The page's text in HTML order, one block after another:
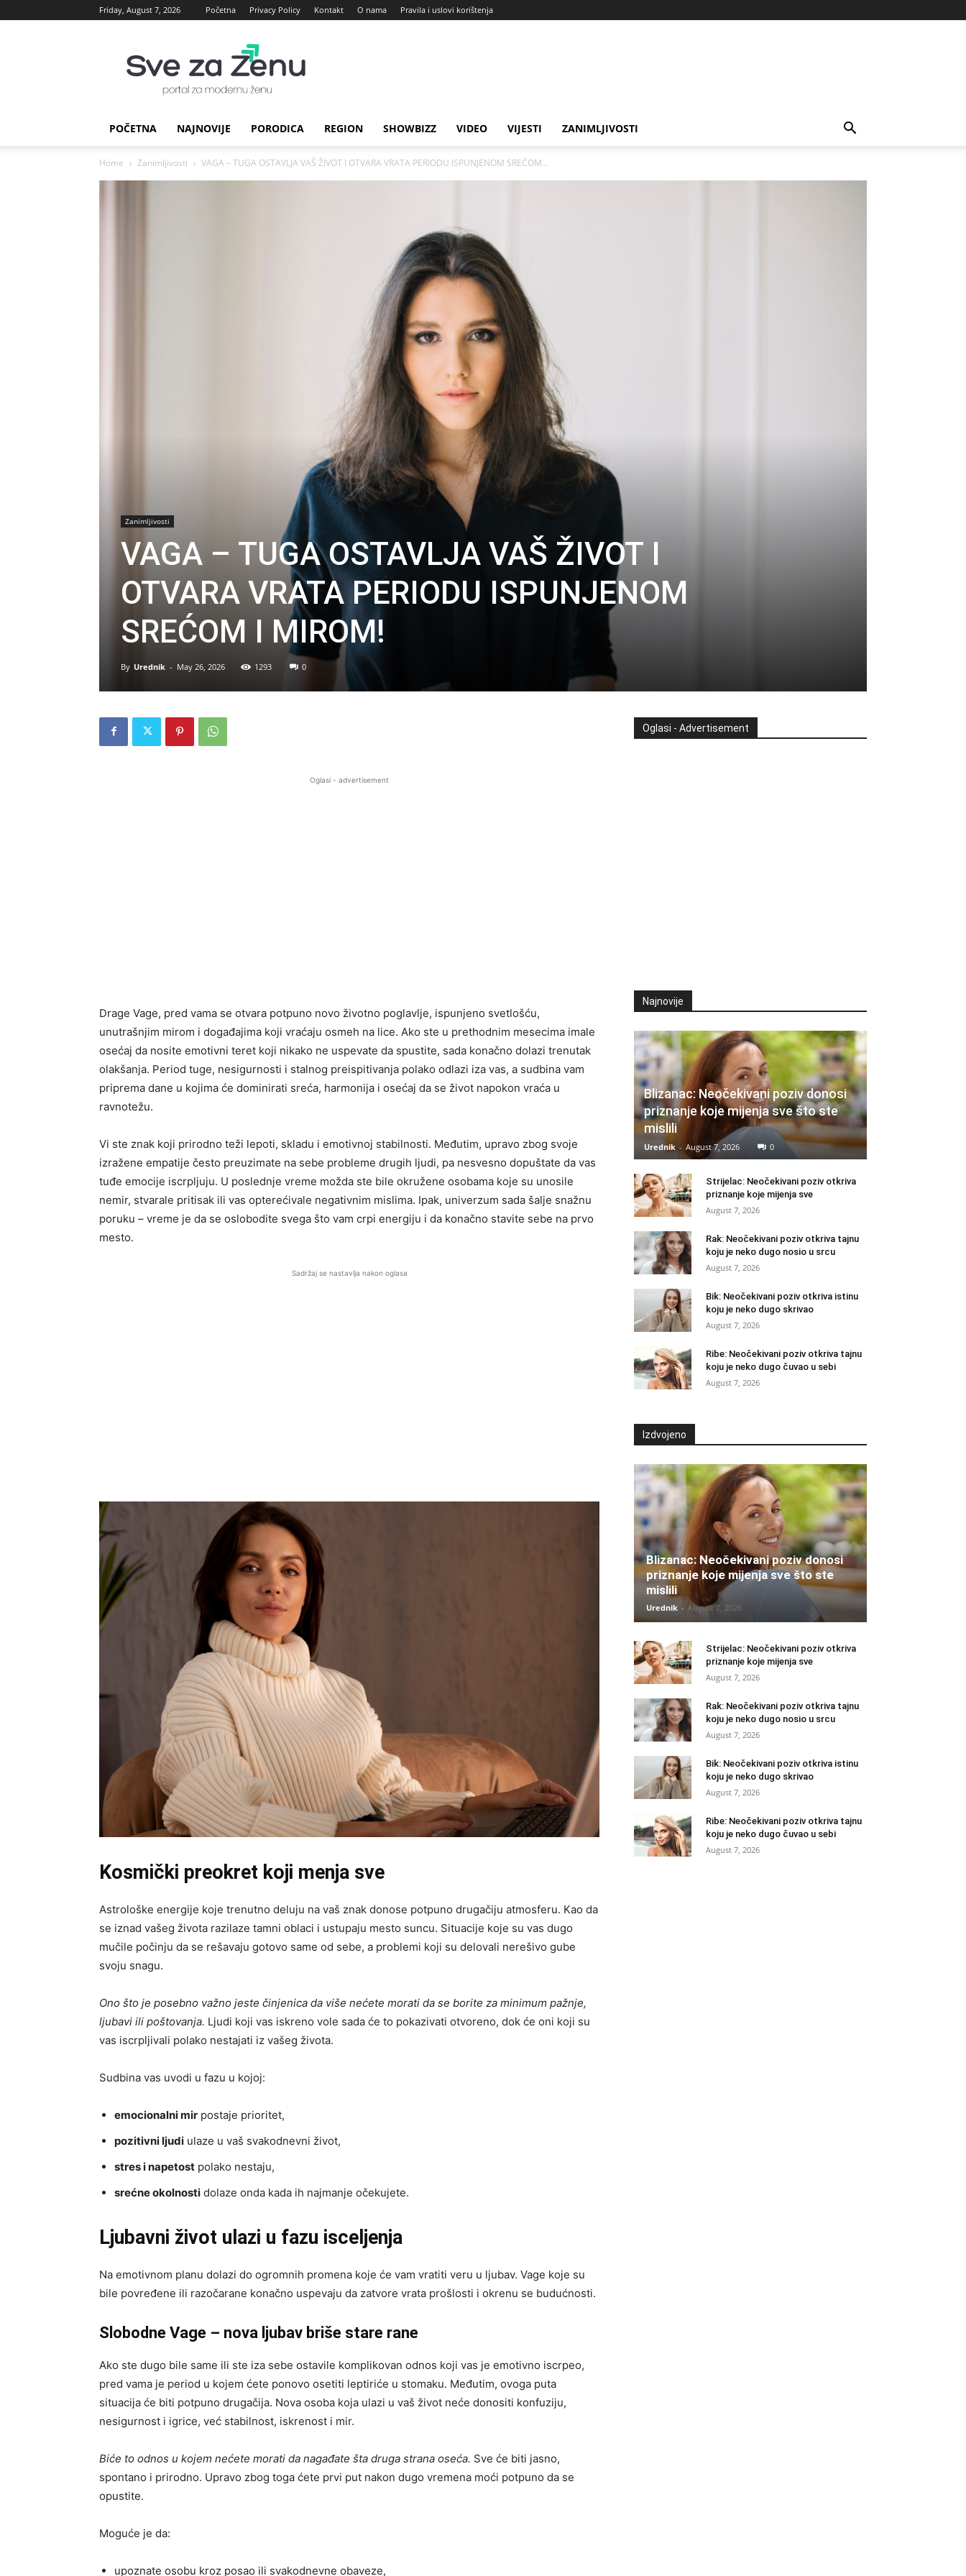
Friday, August 7, 2026 Početna Privacy Policy Kontakt O nama Pravila i uslovi korištenja
za
Zenu
POČETNA NAJNOVIJE PORODICA REGION SHOWBIZZ VIDEO VIJESTI ZANIMLJIVOSTI
Home Zanimljivosti VAGA – TUGA OSTAVLJA VAŠ ŽIVOT I OTVARA VRATA PERIODU ISPUNJENOM SREĆOM...
Zanimljivosti
VAGA – TUGA OSTAVLJA VAŠ ŽIVOT I
OTVARA VRATA PERIODU ISPUNJENOM
SREĆOM I MIROM!
By Urednik - May 26, 2026 1293 0
Oglasi - advertisement
Drage Vage, pred vama se otvara potpuno novo životno poglavlje, ispunjeno svetlošću,
unutrašnjim mirom i događajima koji vraćaju osmeh na lice. Ako ste u prethodnim mesecima imale
osećaj da nosite emotivni teret koji nikako ne uspevate da spustite, sada konačno dolazi trenutak
olakšanja. Period tuge, nesigurnosti i stalnog preispitivanja polako odlazi iza vas, a sudbina vam
priprema dane u kojima će dominirati sreća, harmonija i osećaj da se život napokon vraća u
ravnotežu.
Vi ste znak koji prirodno teži lepoti, skladu i emotivnoj stabilnosti. Međutim, upravo zbog svoje
izražene empatije često preuzimate na sebe probleme drugih ljudi, pa nesvesno dopuštate da vas
tuđe emocije iscrpljuju. U poslednje vreme možda ste bile okružene osobama koje su unosile
nemir, stvarale pritisak ili vas opterećivale negativnim mislima. Ipak, univerzum sada šalje snažnu
poruku – vreme je da se oslobodite svega što vam crpi energiju i da konačno stavite sebe na prvo
mesto.
Sadržaj se nastavlja nakon oglasa
Kosmički preokret koji menja sve
Astrološke energije koje trenutno deluju na vaš znak donose potpuno drugačiju atmosferu. Kao da
se iznad vašeg života razilaze tamni oblaci i ustupaju mesto suncu. Situacije koje su vas dugo
mučile počinju da se rešavaju gotovo same od sebe, a problemi koji su delovali nerešivo gube
svoju snagu.
Ono što je posebno važno jeste činjenica da više nećete morati da se borite za minimum pažnje,
ljubavi ili poštovanja. Ljudi koji vas iskreno vole sada će to pokazivati otvoreno, dok će oni koji su
vas iscrpljivali polako nestajati iz vašeg života.
Sudbina vas uvodi u fazu u kojoj:
emocionalni mir postaje prioritet,
pozitivni ljudi ulaze u vaš svakodnevni život,
stres i napetost polako nestaju,
srećne okolnosti dolaze onda kada ih najmanje očekujete.
Ljubavni život ulazi u fazu isceljenja
Na emotivnom planu dolazi do ogromnih promena koje će vam vratiti veru u ljubav. Vage koje su
bile povređene ili razočarane konačno uspevaju da zatvore vrata prošlosti i okrenu se budućnosti.
Slobodne Vage – nova ljubav briše stare rane
Ako ste dugo bile same ili ste iza sebe ostavile komplikovan odnos koji vas je emotivno iscrpeo,
pred vama je period u kojem ćete ponovo osetiti leptiriće u stomaku. Međutim, ovoga puta
situacija će biti potpuno drugačija. Nova osoba koja ulazi u vaš život neće donositi konfuziju,
nesigurnost i igrice, već stabilnost, iskrenost i mir.
Biće to odnos u kojem nećete morati da nagađate šta druga strana oseća. Sve će biti jasno,
spontano i prirodno. Upravo zbog toga ćete prvi put nakon dugo vremena moći potpuno da se
opustite.
Moguće je da:
upoznate osobu kroz posao ili svakodnevne obaveze,
Oglasi - Advertisement
Najnovije
Blizanac: Neočekivani poziv donosi
priznanje koje mijenja sve što ste
mislili
Urednik - August 7, 2026 0
Strijelac: Neočekivani poziv otkriva
priznanje koje mijenja sve
August 7, 2026
Rak: Neočekivani poziv otkriva tajnu
koju je neko dugo nosio u srcu
August 7, 2026
Bik: Neočekivani poziv otkriva istinu
koju je neko dugo skrivao
August 7, 2026
Ribe: Neočekivani poziv otkriva tajnu
koju je neko dugo čuvao u sebi
August 7, 2026
Izdvojeno
Blizanac: Neočekivani poziv donosi
priznanje koje mijenja sve što ste
mislili
Urednik - August 7, 2026
Strijelac: Neočekivani poziv otkriva
priznanje koje mijenja sve
August 7, 2026
Rak: Neočekivani poziv otkriva tajnu
koju je neko dugo nosio u srcu
August 7, 2026
Bik: Neočekivani poziv otkriva istinu
koju je neko dugo skrivao
August 7, 2026
Ribe: Neočekivani poziv otkriva tajnu
koju je neko dugo čuvao u sebi
August 7, 2026